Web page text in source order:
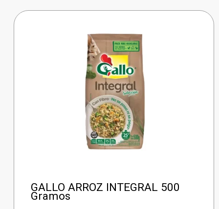
GALLO ARROZ INTEGRAL 500
Gramos